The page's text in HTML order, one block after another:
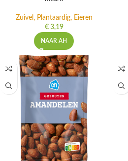
Zuivel, Plantaardig, Eieren
€3,19
NAAR AH